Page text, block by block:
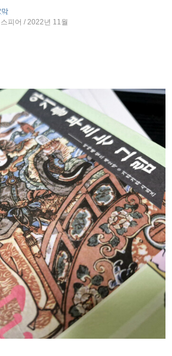
막
피어 / 2022년 11월